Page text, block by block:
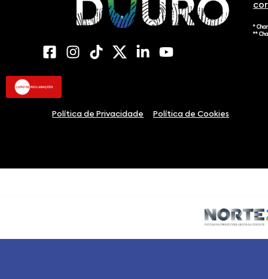
Política de Privacidade Política de Cookies
*
**